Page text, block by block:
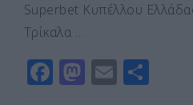
Superbet Κυπέλλου
Τρίκαλα …
F M E